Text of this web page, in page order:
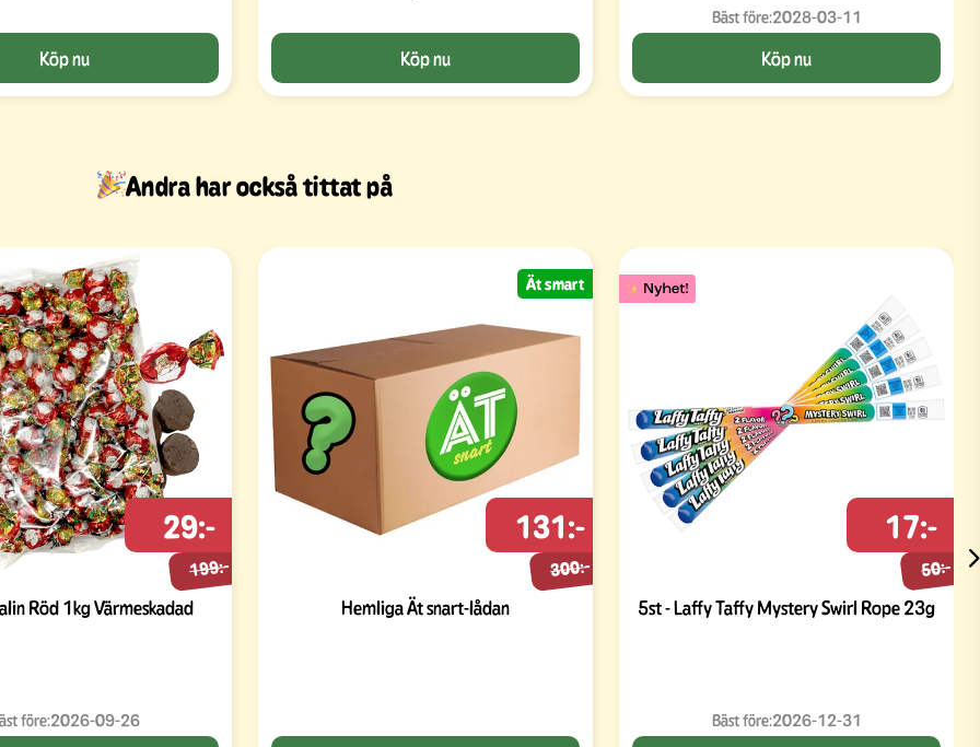
Köp nu Köp nu
Bäst före:2028-03-11
Köp nu
Andra har också tittat på
Röd 1kg Värmeskadad
199:-
29:-
före:2026-09-26
Hemliga Ät snart-lådan
300:-
131:-
Ät smart
5st - Laffy Taffy Mystery Swirl Rope 23g
50:-
17:-
Bäst före:2026-12-31